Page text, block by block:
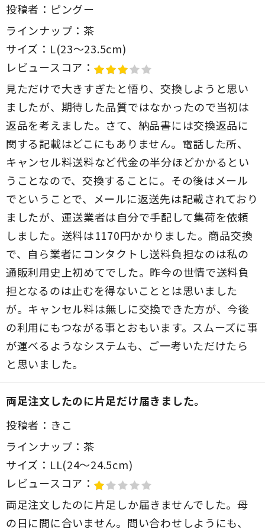
投稿者： ピングー
ラインナップ：茶
サイズ： L(23～23.5cm)
レビュースコア：
見ただけで大きすぎたと悟り、交換しようと思い
ましたが、期待した品質ではなかったので当初は
返品を考えました。さて、納品書には交換返品に
関する記載はどこにもありません。電話した所、
キャンセル料送料など代金の半分ほどかかるとい
うことなので、交換することに。その後はメール
でということで、メールに返送先は記載されており
ましたが、運送業者は自分で手配して集荷を依頼
しました。送料は1170円かかりました。商品交換
で、自ら業者にコンタクトし送料負担なのは私の
通販利用史上初めてでした。昨今の世情で送料負
担となるのは止むを得ないこととは思いました
が。キャンセル料は無しに交換できた方が、今後
の利用にもつながる事とおもいます。スムーズに事
が運べるようなシステムも、ご一考いただけたら
と思いました。
両足注文したのに片足だけ届きました。
投稿者： きこ
ラインナップ：茶
サイズ： LL(24～24.5cm)
レビュースコア：
両足注文したのに片足しか届きませんでした。母
の日に間に合いません。問い合わせしようにも、